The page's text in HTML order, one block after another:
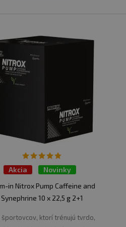
kombináciu zložiek
s minimálnym
ako je hokej, americký
oxidu dusnatého,
napumpovanie a
Nitrix 2.0 ocenia všetci
Akcia
Novinky
in Nitrox Pump Caffeine and
Synephrine 10 x 22,5 g 2+1
športovcov, ktorí trénujú tvrdo,